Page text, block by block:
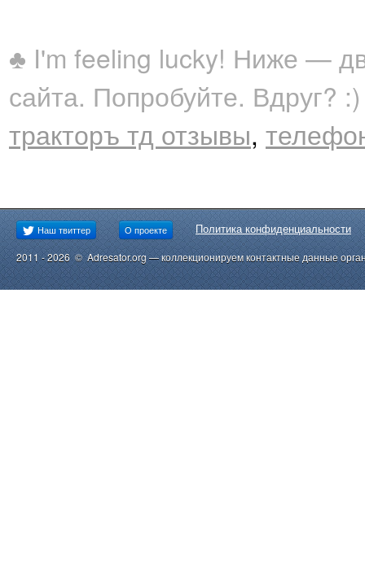
♣ I'm feeling lucky! Ниже —
сайта. Попробуйте. Вдруг? :)
тракторъ тд отзывы,
Наш твиттер О проекте Политика конфиденциальности
2011 - 2026 © Adresator.org — коллекционируем контактные данные